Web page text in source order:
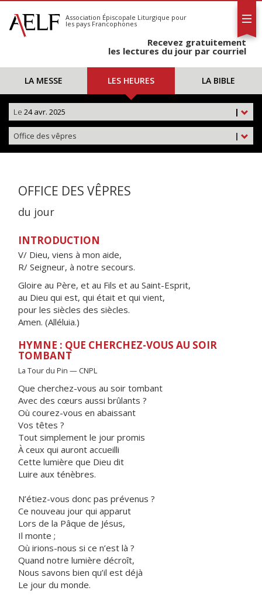
S'abonner
Calendrier
Association Épiscopale Liturgique pour
les pays Francophones
Recevez gratuitement
les lectures du jour par courriel
LA MESSE LES HEURES LA BIBLE
|
Le 24 avr. 2025
|
Office des vêpres
OFFICE DES VÊPRES
du jour
INTRODUCTION
V/ Dieu, viens à mon aide,
R/ Seigneur, à notre secours.
Gloire au Père, et au Fils et au Saint-Esprit,
au Dieu qui est, qui était et qui vient,
pour les siècles des siècles.
Amen. (Alléluia.)
HYMNE : QUE CHERCHEZ-VOUS AU SOIR
TOMBANT
La Tour du Pin — CNPL
Que cherchez-vous au soir tombant
Avec des cœurs aussi brûlants ?
Où courez-vous en abaissant
Vos têtes ?
Tout simplement le jour promis
À ceux qui auront accueilli
Cette lumière que Dieu dit
Luire aux ténèbres.
N’étiez-vous donc pas prévenus ?
Ce nouveau jour qui apparut
Lors de la Pâque de Jésus,
Il monte ;
Où irions-nous si ce n’est là ?
Quand notre lumière décroît,
Nous savons bien qu’il est déjà
Le jour du monde.